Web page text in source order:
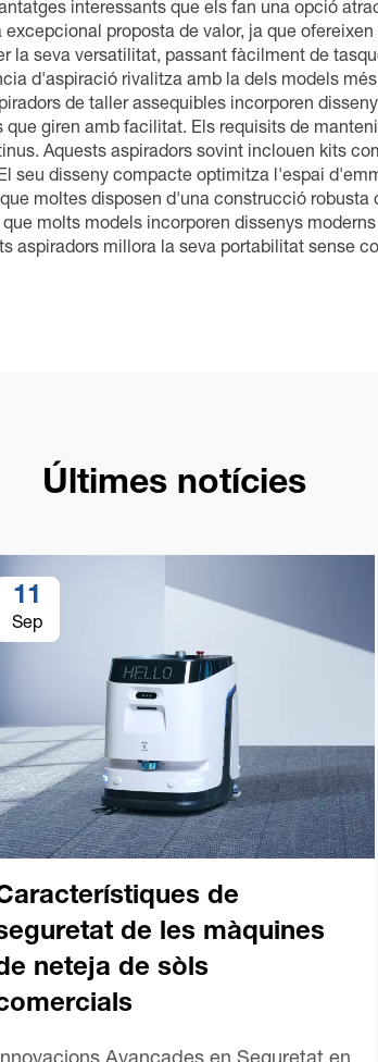
interessants que els fan una opció
proposta de valor, ja que
la seva versatilitat, passant fàcilment de
d'aspiració rivalitza amb la dels models
de taller assequibles incorporen
giren amb facilitat. Els requisits de
Aquests aspiradors sovint inclouen kits
seu disseny compacte optimitza l'espai
moltes disposen d'una construcció robusta
molts models incorporen dissenys
aspiradors millora la seva portabilitat sense
Últimes notícies
11
Sep
de
de les màquines
neteja de sòls